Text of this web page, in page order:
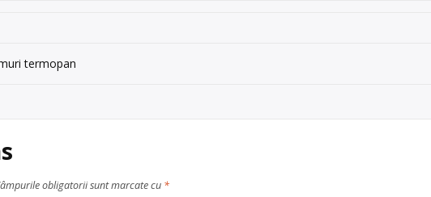
termopan
obligatorii sunt marcate cu *